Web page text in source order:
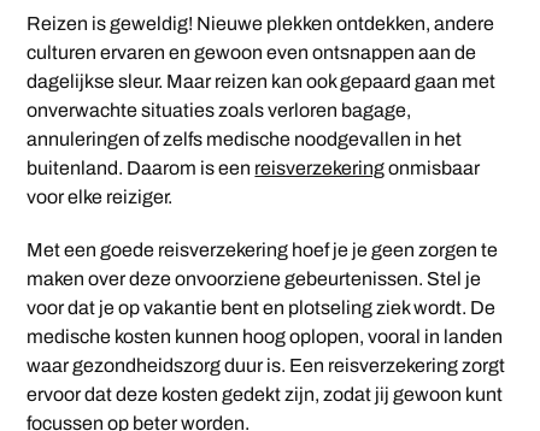
Reizen is geweldig! Nieuwe plekken ontdekken, andere
culturen ervaren en gewoon even ontsnappen aan de
dagelijkse sleur. Maar reizen kan ook gepaard gaan met
onverwachte situaties zoals verloren bagage,
annuleringen of zelfs medische noodgevallen in het
buitenland. Daarom is een reisverzekeringonmisbaar
voor elke reiziger.
Met een goede reisverzekering hoef je je geen zorgen te
maken over deze onvoorziene gebeurtenissen. Stel je
voor dat je op vakantie bent en plotseling ziek wordt. De
medische kosten kunnen hoog oplopen, vooral in landen
waar gezondheidszorg duur is. Een reisverzekering zorgt
ervoor dat deze kosten gedekt zijn, zodat jij gewoon kunt
focussen op beter worden.